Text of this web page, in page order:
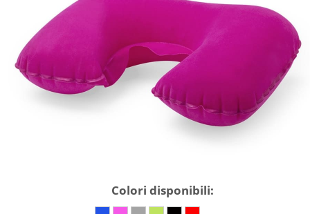
Colori disponibili: